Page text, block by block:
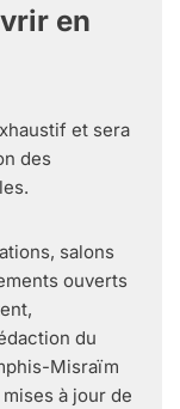
en
et sera
des
salons
ouverts
du
Misraïm
à jour de